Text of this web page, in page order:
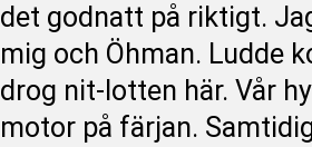
det godnatt på riktigt.
mig och Öhman. Ludde
drog nit-lotten här. Vår
motor på färjan.